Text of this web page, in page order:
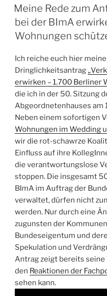
AM
Meine Rede zum
bei der BImA
Wohnungen
Ich reiche euch hier
Dringlichkeitsantrag
erwirken – 1.700 Berliner
die ich in der 50. Sitzung
Abgeordnetenhauses am
Neben einem sofortigen
Wohnungen im Wedding
wir die rot-schawrze
Einfluss auf ihre
die verantwortungslose
stoppen. Die insgesamt
BImA im Auftrag der
verwaltet, dürfen nicht
werden. Nur durch eine
zugunsten der
Bundeseigentum und
Spekulation und
Antrag zeigt bereits seine
den Reaktionen der
sehen kann.